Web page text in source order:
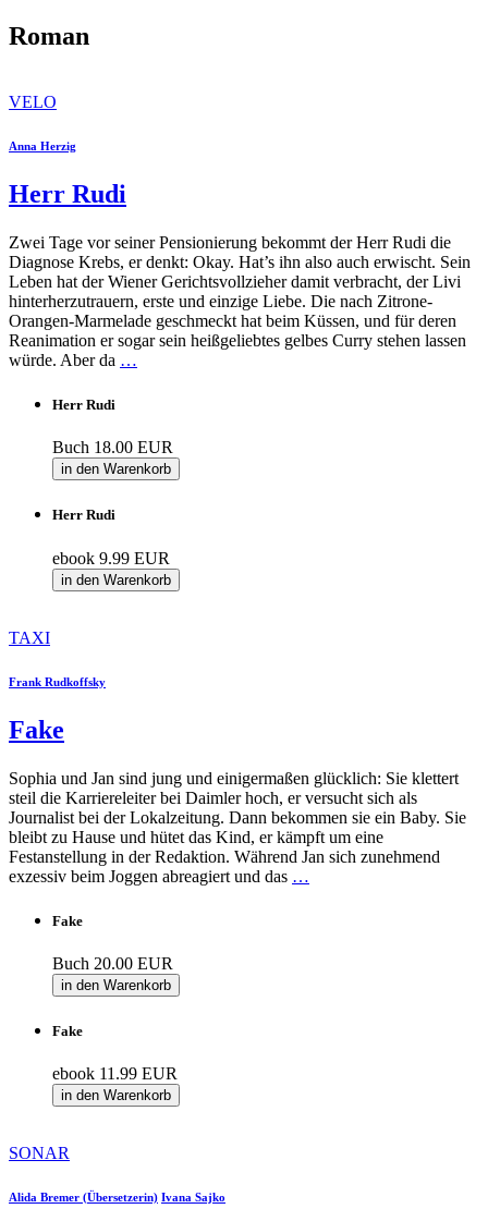
Roman
VELO
Anna Herzig
Herr Rudi
Zwei Tage vor seiner Pensionierung bekommt der Herr Rudi die
Diagnose Krebs, er denkt: Okay. Hat’s ihn also auch erwischt. Sein
Leben hat der Wiener Gerichtsvollzieher damit verbracht, der Livi
hinterherzutrauern, erste und einzige Liebe. Die nach Zitrone-
Orangen-Marmelade geschmeckt hat beim Küssen, und für deren
Reanimation er sogar sein heißgeliebtes gelbes Curry stehen lassen
würde. Aber da …
Herr Rudi
Buch 18.00 EUR
in den Warenkorb
Herr Rudi
ebook 9.99 EUR
in den Warenkorb
TAXI
Frank Rudkoffsky
Fake
Sophia und Jan sind jung und einigermaßen glücklich: Sie klettert
steil die Karriereleiter bei Daimler hoch, er versucht sich als
Journalist bei der Lokalzeitung. Dann bekommen sie ein Baby. Sie
bleibt zu Hause und hütet das Kind, er kämpft um eine
Festanstellung in der Redaktion. Während Jan sich zunehmend
exzessiv beim Joggen abreagiert und das …
Fake
Buch 20.00 EUR
in den Warenkorb
Fake
ebook 11.99 EUR
in den Warenkorb
SONAR
Alida Bremer (Übersetzerin) Ivana Sajko